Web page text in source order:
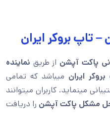
تاپ بروکر ایران
پاکت آپشن از طریق نماینده
ایران میباشد که تمامی
مینماید. کاربران میتوانند
مشکل پاکت آپشن را دریافت